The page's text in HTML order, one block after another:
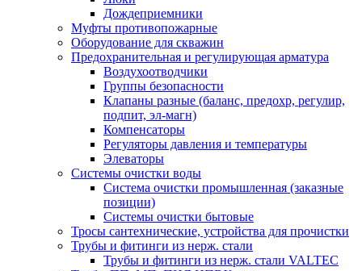
Дождеприемники
Муфты противопожарные
Оборудование для скважин
Предохранительная и регулирующая арматура
Воздухоотводчики
Группы безопасности
Клапаны разные (баланс, предохр, регулир,
подпит, эл-магн)
Компенсаторы
Регуляторы давления и температуры
Элеваторы
Системы очистки воды
Система очистки промышленная (заказные
позиции)
Системы очистки бытовые
Тросы сантехнические, устройства для прочистки
Трубы и фитинги из нерж. стали
Трубы и фитинги из нерж. стали VALTEC